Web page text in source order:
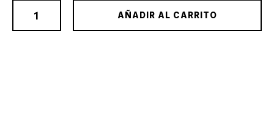
AÑADIR AL CARRITO